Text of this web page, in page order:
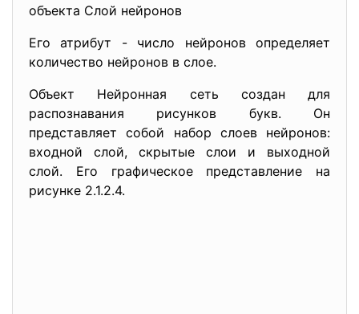
объекта Слой нейронов
Его атрибут - число нейронов определяет
количество нейронов в слое.
Объект Нейронная сеть создан для
распознавания рисунков букв. Он
представляет собой набор слоев нейронов:
входной слой, скрытые слои и выходной
слой. Его графическое представление на
рисунке 2.1.2.4.